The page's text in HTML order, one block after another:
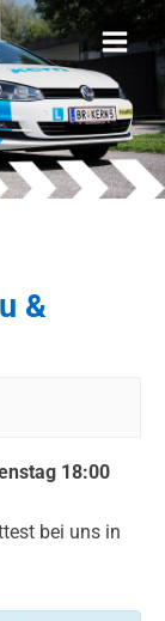
&
18:00
bei uns in